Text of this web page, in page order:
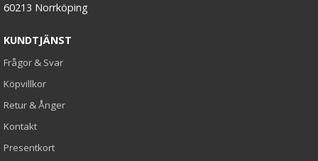
60213 Norrköping
KUNDTJÄNST
Frågor & Svar
Köpvillkor
Retur & Ånger
Kontakt
Presentkort